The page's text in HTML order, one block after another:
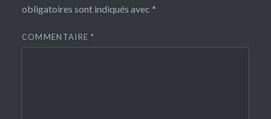
obligatoires sont indiqués avec *
COMMENTAIRE*